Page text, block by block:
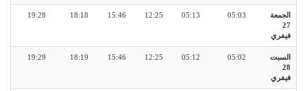
الجمعة
27
فيفري
05:03
05:13
12:25
15:46
18:18
19:28
السبت
28
فيفري
05:02
05:12
12:25
15:46
18:19
19:29